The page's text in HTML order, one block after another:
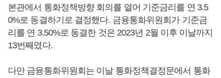
본관에서 통화정책방향 회의를 열어 기준금리를 연 3.5
0%로 동결하기로 결정했다. 금융통화위원회가 기준금
리를 연 3.50%로 동결한 것은 2023년 2월 이후 이날까지
13번째였다.
다만 금융통화위원회는 이날 통화정책결정문에서 통화